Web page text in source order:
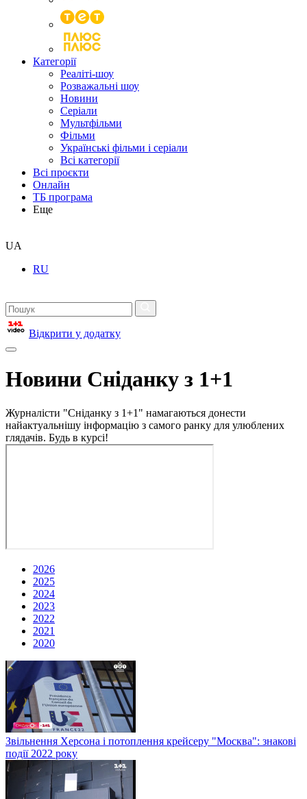
Категорії
Реаліті-шоу
Розважальні шоу
Новини
Серіали
Мультфільми
Фільми
Українські фільми і серіали
Всі категорії
Всі проєкти
Онлайн
ТБ програма
Еще
UA
RU
Відкрити у додатку
Новини Сніданку з 1+1
Журналісти "Сніданку з 1+1" намагаються донести
найактуальнішу інформацію з самого ранку для улюблених
глядачів. Будь в курсі!
2026
2025
2024
2023
2022
2021
2020
Звільнення Херсона і потоплення крейсеру "Москва": знакові
події 2022 року